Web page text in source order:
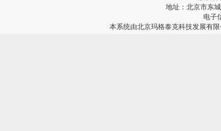
地址：北京市东
电子
本系统由北京玛格泰克科技发展有